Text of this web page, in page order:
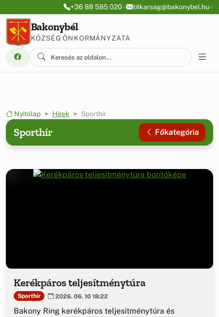
Ugrás a menüre
Ugrás a tartalomra+36 88 585 020 titkarsag@bakonybel.hu
Bakonybél
KÖZSÉG ÖNKORMÁNYZATA
Nyitólap Hírek Sporthír
Sporthír Főkategória
Kerékpáros teljesítménytúra
Sporthír 2026. 06. 10 18:22
Bakony Ring kerékpáros teljesítménytúra és